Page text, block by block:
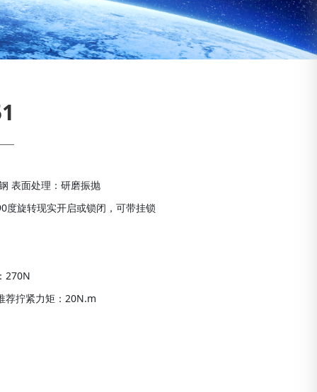
表面处理：研磨振抛
度旋转现实开启或锁闭，可带挂锁
270N
荐拧紧力矩：20N.m